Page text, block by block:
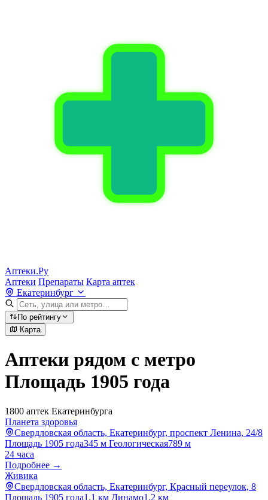
Аптеки.Ру
Аптеки Препараты Карта аптек
Екатеринбург
По рейтингу
Карта
Аптеки рядом с метро
Площадь 1905 года
1800 аптек Екатеринбурга
Планета здоровья
Свердловская область, Екатеринбург, проспект Ленина, 24/8
Площадь 1905 года345 м Геологическая789 м
24 часа
Подробнее →
Живика
Свердловская область, Екатеринбург, Красный переулок, 8
Площадь 1905 года1.1 км Динамо1.2 км